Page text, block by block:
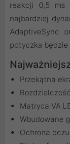
reakcji 0,5 ms
najbardziej
AdaptiveSync
potyczka
Przekątna
Matryca VA
Wbudowane
Ochrona